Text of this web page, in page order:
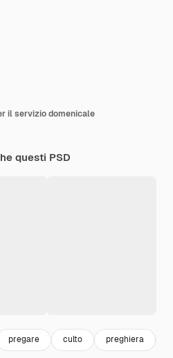
il servizio domenicale
questi PSD
pregare culto preghiera